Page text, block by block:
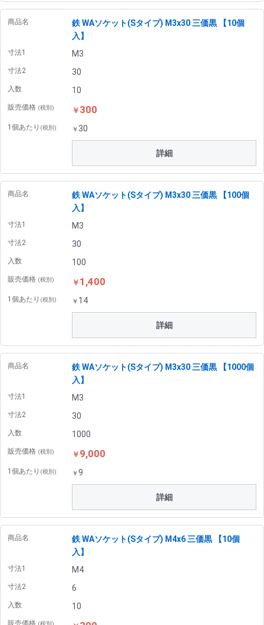
商品名
鉄 WAソケット(Sタイプ) M3x30 三価黒 【10個
入】
寸法1 M3
寸法2 30
入数 10
販売価格 (税別) ￥ 300
1個あたり (税別) ￥ 30
詳細
商品名
鉄 WAソケット(Sタイプ) M3x30 三価黒 【100個
入】
寸法1 M3
寸法2 30
入数 100
販売価格 (税別) ￥ 1,400
1個あたり (税別) ￥ 14
詳細
商品名
鉄 WAソケット(Sタイプ) M3x30 三価黒 【1000個
入】
寸法1 M3
寸法2 30
入数 1000
販売価格 (税別) ￥ 9,000
1個あたり (税別) ￥9
詳細
商品名
鉄 WAソケット(Sタイプ) M4x6 三価黒 【10個
入】
寸法1 M4
寸法2 6
入数 10
販売価格 (税別)